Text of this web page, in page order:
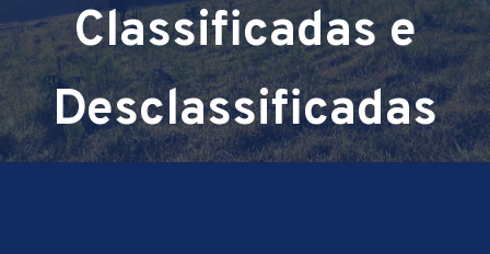
Classificadas e
Desclassificadas